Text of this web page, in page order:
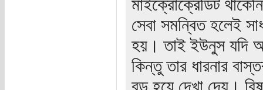
মাইক্রোক্রেডিট
সেবা সমন্বিত হলেই
হয়। তাই ইউনুস যদি
কিন্তু তার ধারনার
বড় হয়ে দেখা দেয়।